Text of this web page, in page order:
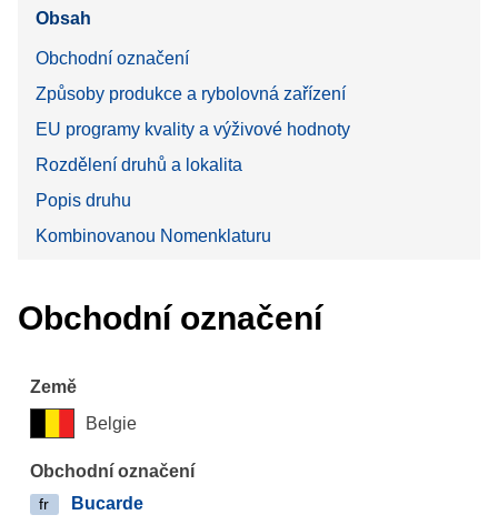
Obsah
Obchodní označení
Způsoby produkce a rybolovná zařízení
EU programy kvality a výživové hodnoty
Rozdělení druhů a lokalita
Popis druhu
Kombinovanou Nomenklaturu
Obchodní označení
Belgie
fr Bucarde